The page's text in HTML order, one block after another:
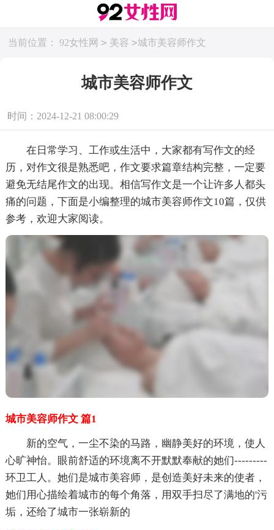
当前位置： 92女性网 > 美容 >城市美容师作文
城市美容师作文
时间：2024-12-21 08:00:29
在日常学习、工作或生活中，大家都有写作文的经
历，对作文很是熟悉吧，作文要求篇章结构完整，一定要
避免无结尾作文的出现。相信写作文是一个让许多人都头
痛的问题，下面是小编整理的城市美容师作文10篇，仅供
参考，欢迎大家阅读。
城市美容师作文 篇1
新的空气，一尘不染的马路，幽静美好的环境，使人
心旷神怡。眼前舒适的环境离不开默默奉献的她们---------
环卫工人。她们是城市美容师，是创造美好未来的使者，
她们用心描绘着城市的每个角落，用双手扫尽了满地的'污
垢，还给了城市一张崭新的